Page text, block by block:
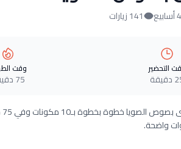
141 زيارات
التحضير وقت
75 دقيقة
واضحة.